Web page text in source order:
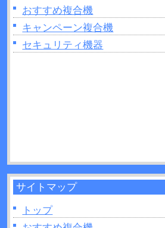
を行う場合のポイントを紹介！
2026年06月26日：複合機の印
ときは読み取り部分（ガラス
よう！
おすすめ複合機
キャンペーン複合機
セキュリティ機器
サイトマップ
トップ